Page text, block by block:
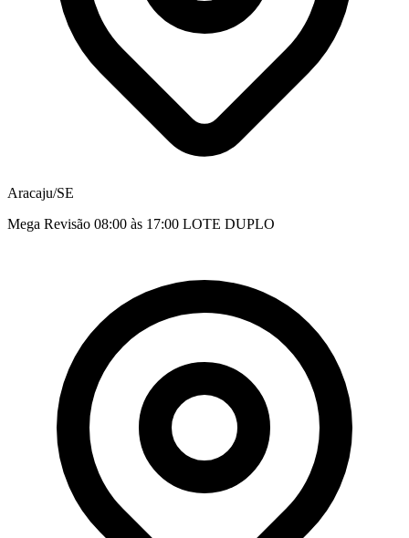
Aracaju/SE
Mega Revisão 08:00 às 17:00 LOTE DUPLO